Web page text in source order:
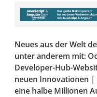
Neues aus der Welt
unter anderem mit:
Developer-Hub-
neuen Innovationen |
eine halbe Millionen